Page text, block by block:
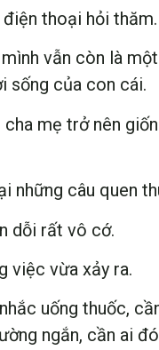
thoại hỏi thăm.
vẫn còn là
sống của con cái.
mẹ trở nên
những câu quen
dỗi rất vô cớ.
việc vừa xảy ra.
uống thuốc,
ngắn, cần ai